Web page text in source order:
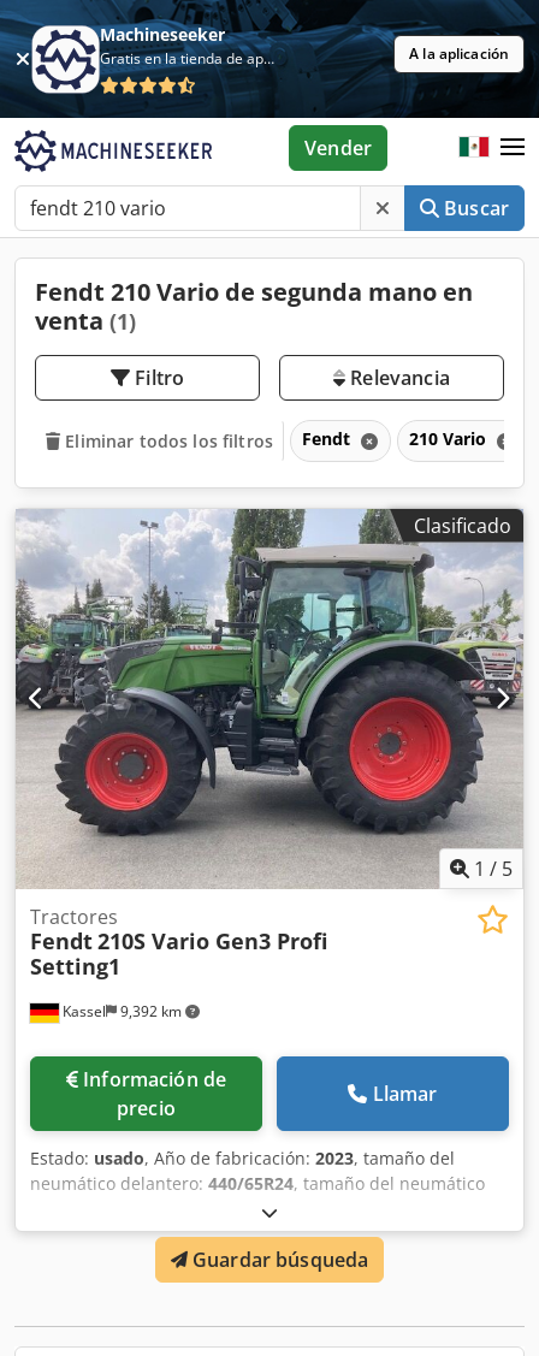
Machineseeker
Gratis en la tienda de aplicaciones A la aplicación
Buscar
Vender
Fendt 210 Vario de segunda mano en
venta (1)
Filtro Relevancia
Eliminar todos los filtros Fendt 210 Vario
Clasificado
1 / 5
Kassel 9,392 km
Tractores
Fendt210S Vario Gen3 Profi
Setting1
Información de
precio
Llamar
Estado: usado, Año de fabricación: 2023, tamaño del
neumático delantero: 440/65R24, tamaño del neumático
, Equipamiento:
comprimido,
Guardar búsqueda